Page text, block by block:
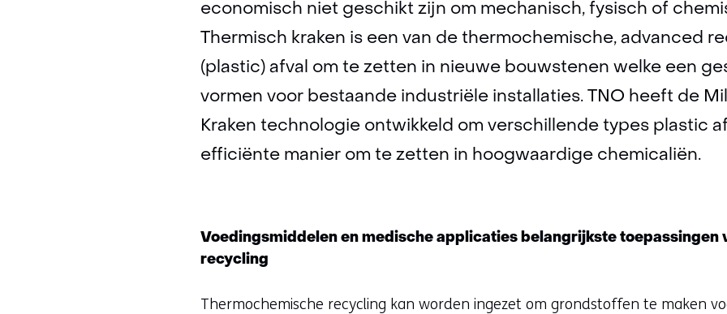
economisch niet geschikt zijn om mechanisch, fysisch of
Thermisch kraken is een van de thermochemische, advanced
(plastic) afval om te zetten in nieuwe bouwstenen welke een
vormen voor bestaande industriële installaties. TNO heeft de
Kraken technologie ontwikkeld om verschillende types plastic
efficiënte manier om te zetten in hoogwaardige chemicaliën.
Voedingsmiddelen en medische applicaties belangrijkste toepassingen
recycling
Thermochemische recycling kan worden ingezet om grondstoffen te maken